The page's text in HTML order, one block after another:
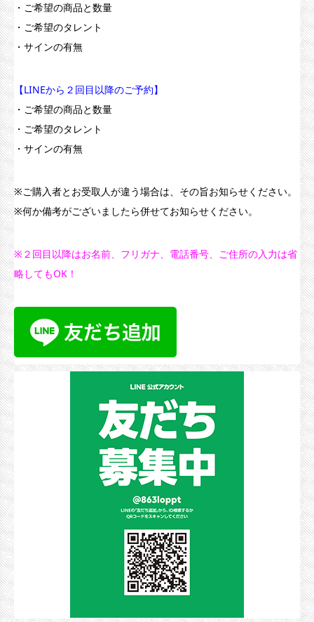
・ご希望の商品と数量
・ご希望のタレント
・サインの有無
【LINEから２回目以降のご予約】
・ご希望の商品と数量
・ご希望のタレント
・サインの有無
※ご購入者とお受取人が違う場合は、その旨お知らせください。
※何か備考がございましたら併せてお知らせください。
※２回目以降はお名前、フリガナ、電話番号、ご住所の入力は省
略してもOK！